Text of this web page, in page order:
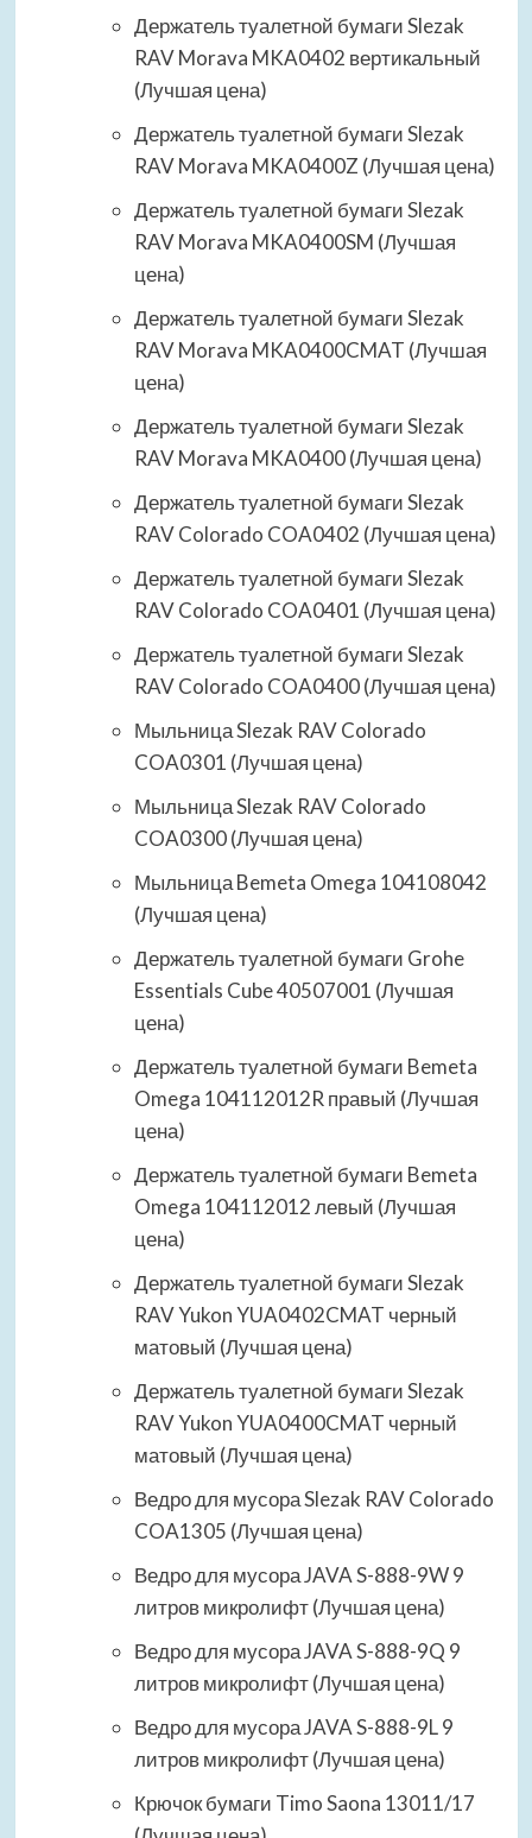
Держатель туалетной бумаги Slezak
RAV Morava MKA0402 вертикальный
(Лучшая цена)
Держатель туалетной бумаги Slezak
RAV Morava MKA0400Z (Лучшая цена)
Держатель туалетной бумаги Slezak
RAV Morava MKA0400SM (Лучшая
цена)
Держатель туалетной бумаги Slezak
RAV Morava MKA0400CMAT (Лучшая
цена)
Держатель туалетной бумаги Slezak
RAV Morava MKA0400 (Лучшая цена)
Держатель туалетной бумаги Slezak
RAV Colorado COA0402 (Лучшая цена)
Держатель туалетной бумаги Slezak
RAV Colorado COA0401 (Лучшая цена)
Держатель туалетной бумаги Slezak
RAV Colorado COA0400 (Лучшая цена)
Мыльница Slezak RAV Colorado
COA0301 (Лучшая цена)
Мыльница Slezak RAV Colorado
COA0300 (Лучшая цена)
Мыльница Bemeta Omega 104108042
(Лучшая цена)
Держатель туалетной бумаги Grohe
Essentials Cube 40507001 (Лучшая
цена)
Держатель туалетной бумаги Bemeta
Omega 104112012R правый (Лучшая
цена)
Держатель туалетной бумаги Bemeta
Omega 104112012 левый (Лучшая
цена)
Держатель туалетной бумаги Slezak
RAV Yukon YUA0402CMAT черный
матовый (Лучшая цена)
Держатель туалетной бумаги Slezak
RAV Yukon YUA0400CMAT черный
матовый (Лучшая цена)
Ведро для мусора Slezak RAV Colorado
COA1305 (Лучшая цена)
Ведро для мусора JAVA S-888-9W 9
литров микролифт (Лучшая цена)
Ведро для мусора JAVA S-888-9Q 9
литров микролифт (Лучшая цена)
Ведро для мусора JAVA S-888-9L 9
литров микролифт (Лучшая цена)
Крючок бумаги Timo Saona 13011/17